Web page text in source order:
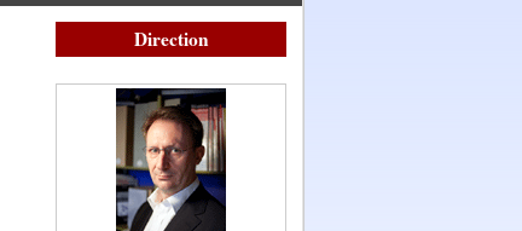
Direction